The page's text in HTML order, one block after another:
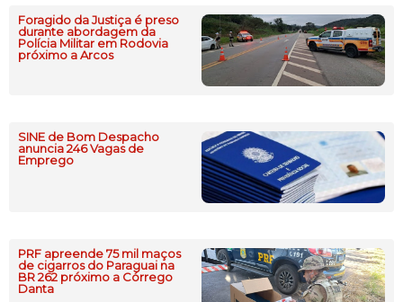
Foragido da Justiça é preso
durante abordagem da
Polícia Militar em Rodovia
próximo a Arcos
SINE de Bom Despacho
anuncia 246 Vagas de
Emprego
PRF apreende 75 mil maços
de cigarros do Paraguai na
BR 262 próximo a Córrego
Danta